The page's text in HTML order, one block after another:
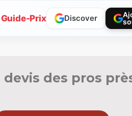
Guide-Prix Discover
devis des pros